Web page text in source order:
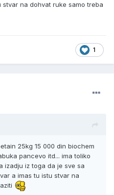
na dohvat ruke samo treba
1
25kg 15 000 din biochem
pancevo itd... ima toliko
izadju iz toga da je sve sa
a imas tu istu stvar na